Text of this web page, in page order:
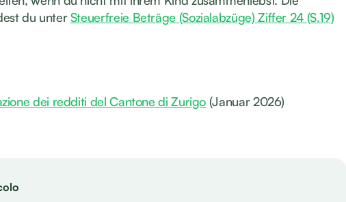
du unterSteuerfreie Beträge (Sozialabzüge) Ziffer 24 (S.19)
dei redditi del Cantone di Zurigo (Januar 2026)